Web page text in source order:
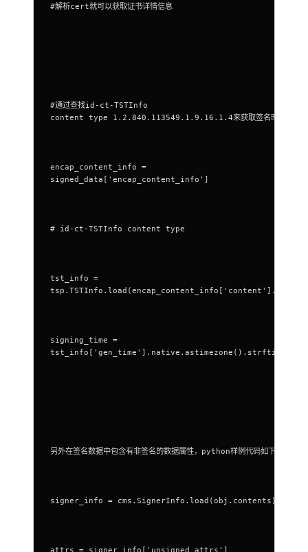
#解析cert就可以获取证书详情信息
#通过查找id-ct-TSTInfo
content type 1.2.840.113549.1.9.16.1.4来获取签名时间信息
encap_content_info =
signed_data['encap_content_info']
# id-ct-TSTInfo content type
tst_info =
signing_time =
tst_info['gen_time'].native.astimezone().strftime('%Y-
另外在签名数据中包含有非签名的数据属性，python样例代码如下：
signer_info = cms.SignerInfo.load(obj.contents)
attrs = signer_info['unsigned_attrs']